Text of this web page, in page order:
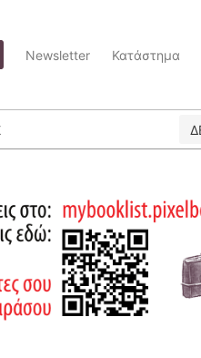
Newsletter Κατάστημα